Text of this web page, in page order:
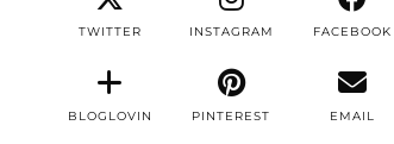
TWITTER INSTAGRAM FACEBOOK
BLOGLOVIN PINTEREST EMAIL